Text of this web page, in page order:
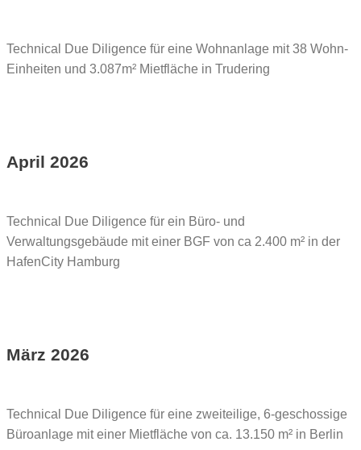
Technical Due Diligence für eine Wohnanlage mit 38 Wohn-
Einheiten und 3.087m² Mietfläche in Trudering
April 2026
Technical Due Diligence für ein Büro- und
Verwaltungsgebäude mit einer BGF von ca 2.400 m² in der
HafenCity Hamburg
März 2026
Technical Due Diligence für eine zweiteilige, 6-geschossige
Büroanlage mit einer Mietfläche von ca. 13.150 m² in Berlin